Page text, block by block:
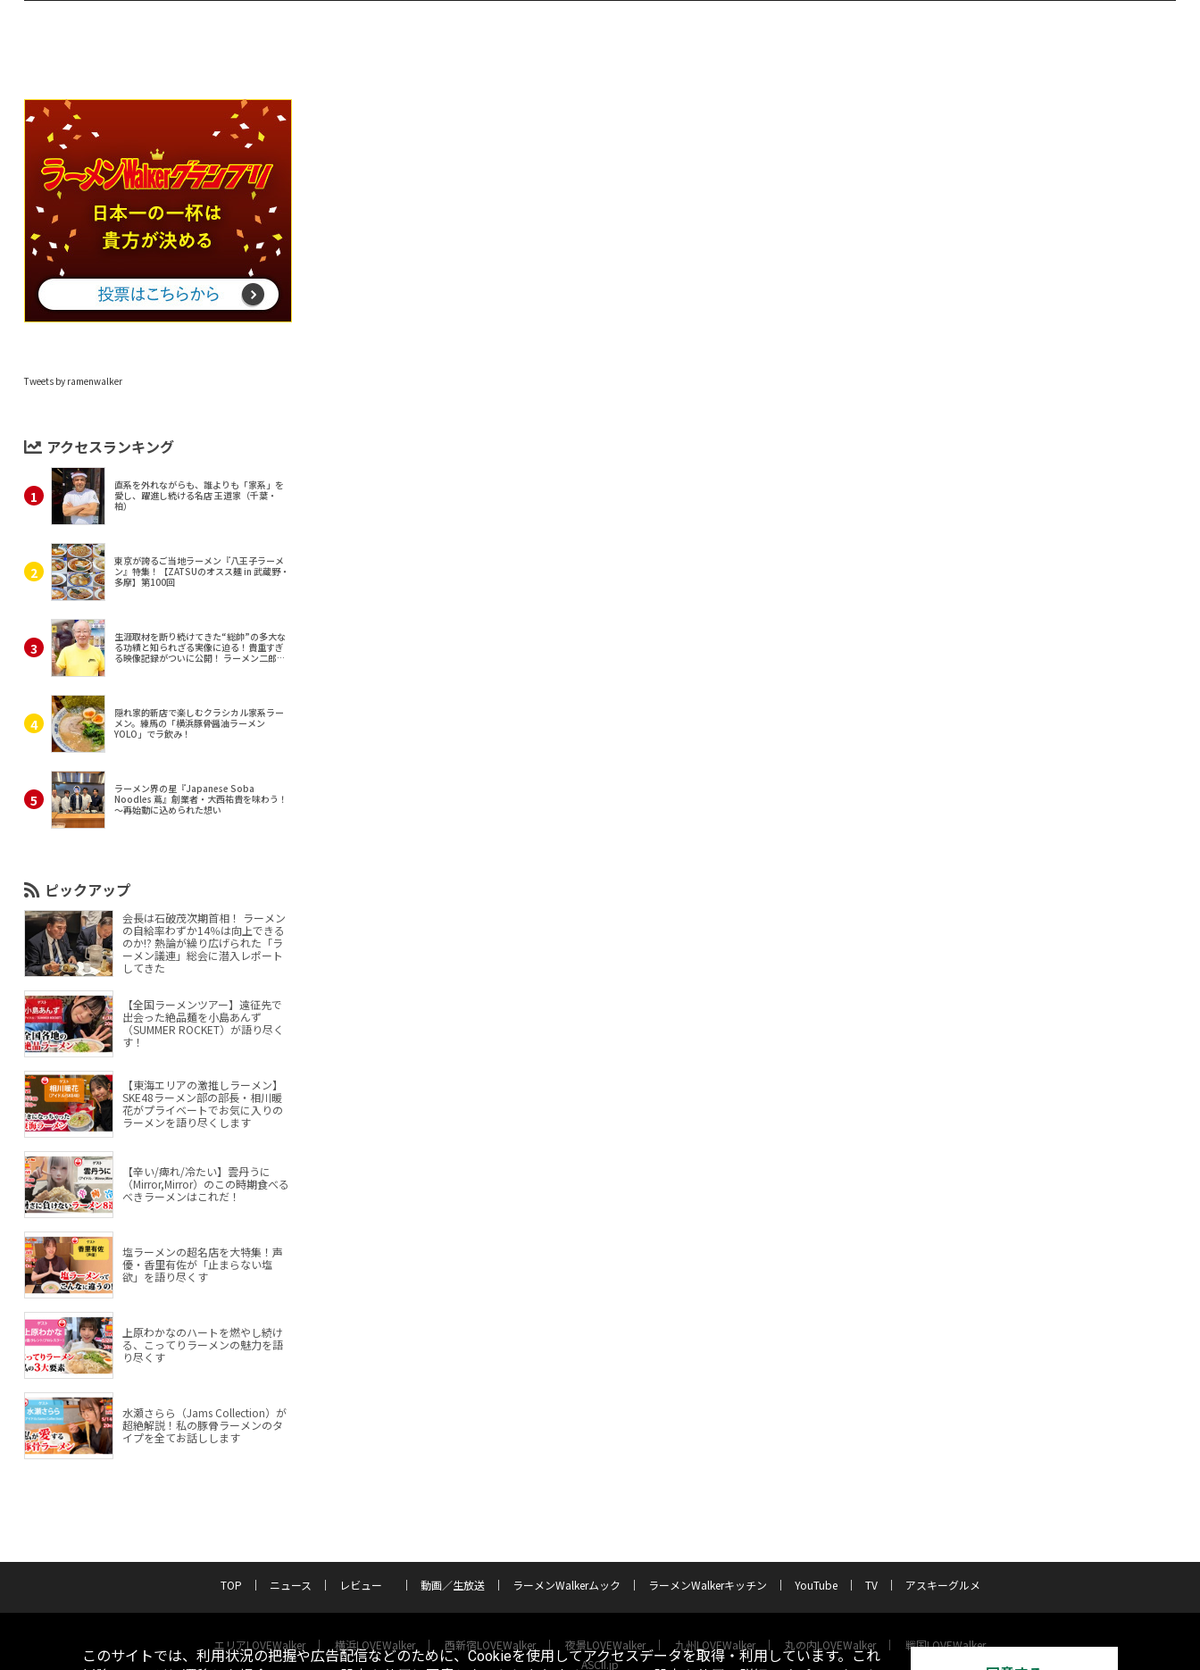
Tweets by ramenwalker
アクセスランキング
直系を外れながらも、誰よりも「家系」を
愛し、躍進し続ける名店 王道家（千葉・
柏）
東京が誇るご当地ラーメン『八王子ラーメ
ン』特集！【ZATSUのオスス麺 in 武蔵野・
多摩】第100回
生涯取材を断り続けてきた“総帥”の多大な
る功績と知られざる実像に迫る！貴重すぎ
る映像記録がついに公開！ ラーメン二郎
隠れ家的新店で楽しむクラシカル家系ラー
メン。練馬の「横浜豚骨醤油ラーメン
YOLO」でラ飲み！
ラーメン界の星『Japanese Soba
Noodles 蔦』創業者・大西祐貴を味わう！
～再始動に込められた想い
ピックアップ
会長は石破茂次期首相！ ラーメン
の自給率わずか14％は向上できる
のか!? 熱論が繰り広げられた「ラ
ーメン議連」総会に潜入レポート
してきた
【全国ラーメンツアー】遠征先で
出会った絶品麺を小島あんず
（SUMMER ROCKET）が語り尽く
す！
【東海エリアの激推しラーメン】
SKE48ラーメン部の部長・相川暖
花がプライベートでお気に入りの
ラーメンを語り尽くします
【辛い/痺れ/冷たい】雲丹うに
（Mirror,Mirror）のこの時期食べる
べきラーメンはこれだ！
塩ラーメンの超名店を大特集！声
優・香里有佐が「止まらない塩
欲」を語り尽くす
上原わかなのハートを燃やし続け
る、こってりラーメンの魅力を語
り尽くす
水瀬さらら（Jams Collection）が
超絶解説！私の豚骨ラーメンのタ
イプを全てお話しします
TOP ニュース レビュー 動画／生放送 ラーメンWalkerムック ラーメンWalkerキッチン YouTube TV アスキーグルメ
エリアLOVEWalker 横浜LOVEWalker 西新宿LOVEWalker 夜景LOVEWalker 九州LOVEWalker 丸の内LOVEWalker
戦国LOVEWalker
ASCII.jp
このサイトでは、利用状況の把握や広告配信などのために、Cookieを使用してアクセスデータを取得・利用しています。これ